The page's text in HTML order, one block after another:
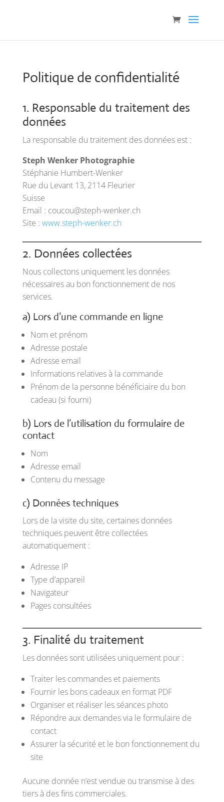
Politique de confidentialité
1. Responsable du traitement des
données
La responsable du traitement des données est :
Steph Wenker Photographie
Stéphanie Humbert-Wenker
Rue du Levant 13, 2114 Fleurier
Suisse
Email : coucou@steph-wenker.ch
Site : www.steph-wenker.ch
2. Données collectées
Nous collectons uniquement les données
nécessaires au bon fonctionnement de nos
services.
a) Lors d’une commande en ligne
Nom et prénom
Adresse postale
Adresse email
Informations relatives à la commande
Prénom de la personne bénéficiaire du bon
cadeau (si fourni)
b) Lors de l’utilisation du formulaire de
contact
Nom
Adresse email
Contenu du message
c) Données techniques
Lors de la visite du site, certaines données
techniques peuvent être collectées
automatiquement :
Adresse IP
Type d’appareil
Navigateur
Pages consultées
3. Finalité du traitement
Les données sont utilisées uniquement pour :
Traiter les commandes et paiements
Fournir les bons cadeaux en format PDF
Organiser et réaliser les séances photo
Répondre aux demandes via le formulaire de
contact
Assurer la sécurité et le bon fonctionnement du
site
Aucune donnée n’est vendue ou transmise à des
tiers à des fins commerciales.